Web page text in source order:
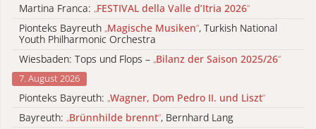
Martina Franca: „FESTIVAL della Valle d’Itria 2026“
Pionteks Bayreuth „Magische Musiken“, Turkish National
Youth Philharmonic Orchestra
Wiesbaden: Tops und Flops – „Bilanz der Saison 2025/26“
7. August 2026
Pionteks Bayreuth: „Wagner, Dom Pedro II. und Liszt“
Bayreuth: „Brünnhilde brennt“, Bernhard Lang